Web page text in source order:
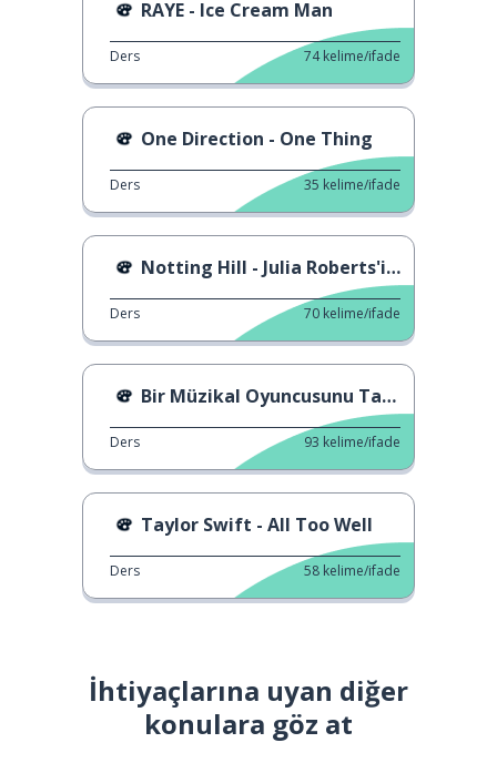
RAYE - Ice Cream Man
Ders 74 kelime/ifade
One Direction - One Thing
Ders 35 kelime/ifade
Notting Hill - Julia Roberts'in sunumu
Ders 70 kelime/ifade
Bir Müzikal Oyuncusunu Tanıyın.
Ders 93 kelime/ifade
Taylor Swift - All Too Well
Ders 58 kelime/ifade
İhtiyaçlarına uyan diğer
konulara göz at